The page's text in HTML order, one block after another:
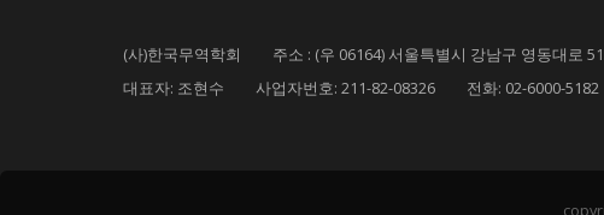
(사)한국무역학회 주소 : (우 06164) 서울특별시 강남구 영동대로
대표자: 조현수 사업자번호: 211-82-08326 전화: 02-6000-